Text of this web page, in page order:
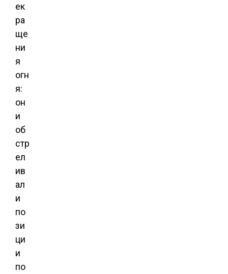
ек
ра
ще
ни
я
огн
я:
он
и
об
стр
ел
ив
ал
и
по
зи
ци
и
по